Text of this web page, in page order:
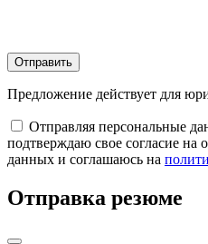
Отправить
Предложение действует для
Отправляя персональные
подтверждаю свое согласие на
данных и соглашаюсь на
Отправка резюме